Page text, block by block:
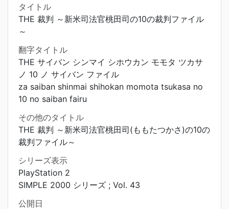
タイトル
THE 裁判 ～新米司法官桃田司の10の裁判ファイル
～
翻字タイトル
THE サイバン シンマイ シホウカン モモタ ツカサ
ノ 10 ノ サイバン ファイル
za saiban shinmai shihokan momota tsukasa no
10 no saiban fairu
その他のタイトル
THE 裁判 ～新米司法官桃田司(ももたつかさ)の10の
裁判ファイル～
シリーズ表示
PlayStation 2
SIMPLE 2000 シリーズ ; Vol. 43
公開日